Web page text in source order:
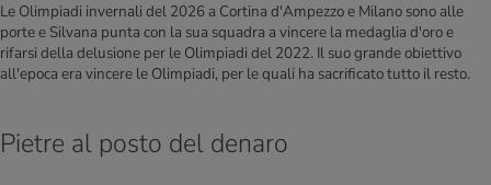
Le Olimpiadi invernali del 2026 a Cortina d'Ampezzo e Milano sono alle
porte e Silvana punta con la sua squadra a vincere la medaglia d'oro e
rifarsi della delusione per le Olimpiadi del 2022. Il suo grande obiettivo
all'epoca era vincere le Olimpiadi, per le quali ha sacrificato tutto il resto.
Pietre al posto del denaro